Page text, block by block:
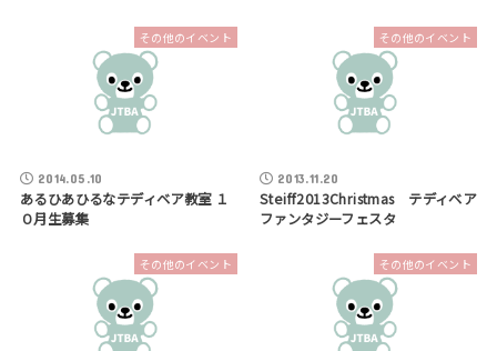
その他のイベント
2014.05.10
あるひあひるなテディベア教室 １
０月生募集
その他のイベント
2013.11.20
Steiff2013Christmas テディベア
ファンタジーフェスタ
その他のイベント その他のイベント